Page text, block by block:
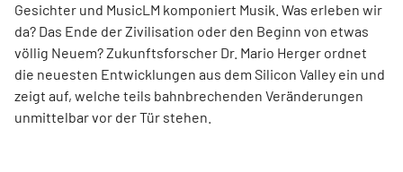
Gesichter und MusicLM komponiert Musik. Was erleben wir
da? Das Ende der Zivilisation oder den Beginn von etwas
völlig Neuem? Zukunftsforscher Dr. Mario Herger ordnet
die neuesten Entwicklungen aus dem Silicon Valley ein und
zeigt auf, welche teils bahnbrechenden Veränderungen
unmittelbar vor der Tür stehen.